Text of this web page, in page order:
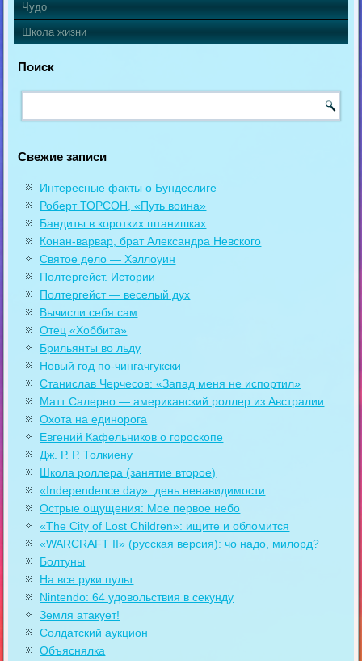
Чудо
Школа жизни
Поиск
Свежие записи
Интересные факты о Бундеслиге
Роберт ТОРСОН, «Путь воина»
Бандиты в коротких штанишках
Конан-варвар, брат Александра Невского
Святое дело — Хэллоуин
Полтергейст. Истории
Полтергейст — веселый дух
Вычисли себя сам
Отец «Хоббита»
Брильянты во льду
Новый год по-чингачгукски
Станислав Черчесов: «Запад меня не испортил»
Матт Салерно — американский роллер из Австралии
Охота на единорога
Евгений Кафельников о гороскопе
Дж. Р. Р. Толкиену
Школа роллера (занятие второе)
«Independence day»: день ненавидимости
Острые ощущения: Мое первое небо
«The City of Lost Children»: ищите и обломится
«WARCRAFT II» (русская версия): чо надо, милорд?
Болтуны
На все руки пульт
Nintendo: 64 удовольствия в секунду
Земля атакует!
Солдатский аукцион
Объяснялка